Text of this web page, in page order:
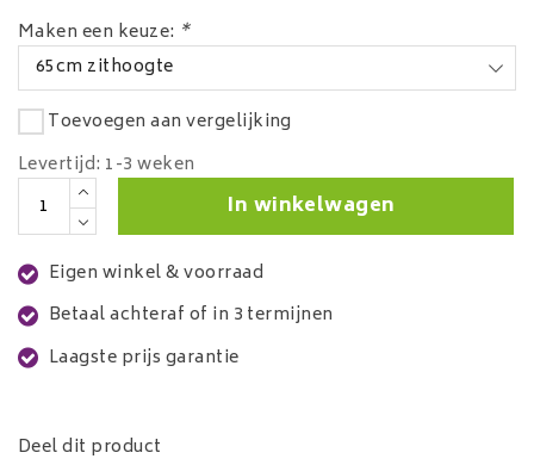
Maken een keuze: *
65cm zithoogte
Toevoegen aan vergelijking
Levertijd: 1-3 weken
In winkelwagen
Eigen winkel & voorraad
Betaal achteraf of in 3 termijnen
Laagste prijs garantie
Deel dit product